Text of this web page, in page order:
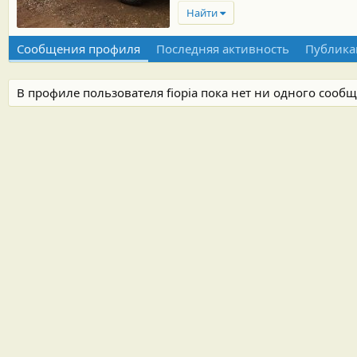
Найти
Сообщения профиля Последняя активность
В профиле пользователя fiopia пока нет ни одного